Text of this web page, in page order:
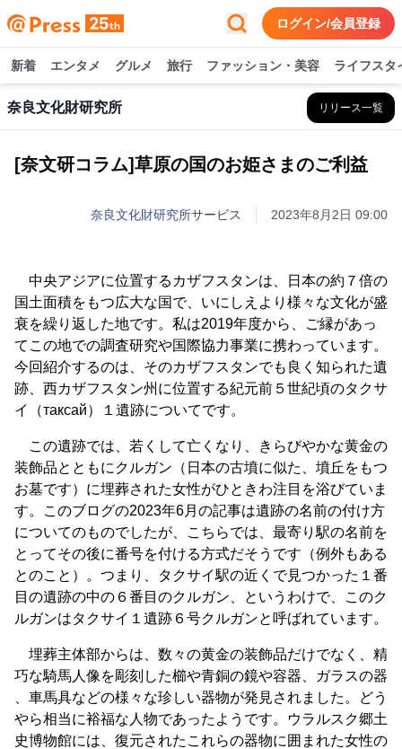
ログイン/会員登録
新着 エンタメ グルメ 旅行 ファッション・美容 ライフスタ
奈良文化財研究所 リリース一覧
[奈文研コラム]草原の国のお姫さまのご利益
奈良文化財研究所サービス 2023年8月2日 09:00
中央アジアに位置するカザフスタンは、日本の約７倍の
国土面積をもつ広大な国で、いにしえより様々な文化が盛
衰を繰り返した地です。私は2019年度から、ご縁があっ
てこの地での調査研究や国際協力事業に携わっています。
今回紹介するのは、そのカザフスタンでも良く知られた遺
跡、西カザフスタン州に位置する紀元前５世紀頃のタクサ
イ（таксай）１遺跡についてです。
この遺跡では、若くして亡くなり、きらびやかな黄金の
装飾品とともにクルガン（日本の古墳に似た、墳丘をもつ
お墓です）に埋葬された女性がひときわ注目を浴びていま
す。このブログの2023年6月の記事は遺跡の名前の付け方
についてのものでしたが、こちらでは、最寄り駅の名前を
とってその後に番号を付ける方式だそうです（例外もある
とのこと）。つまり、タクサイ駅の近くで見つかった１番
目の遺跡の中の６番目のクルガン、というわけで、このク
ルガンはタクサイ１遺跡６号クルガンと呼ばれています。
埋葬主体部からは、数々の黄金の装飾品だけでなく、精
巧な騎馬人像を彫刻した櫛や青銅の鏡や容器、ガラスの器
、車馬具などの様々な珍しい器物が発見されました。どう
やら相当に裕福な人物であったようです。ウラルスク郷土
史博物館には、復元されたこれらの器物に囲まれた女性の